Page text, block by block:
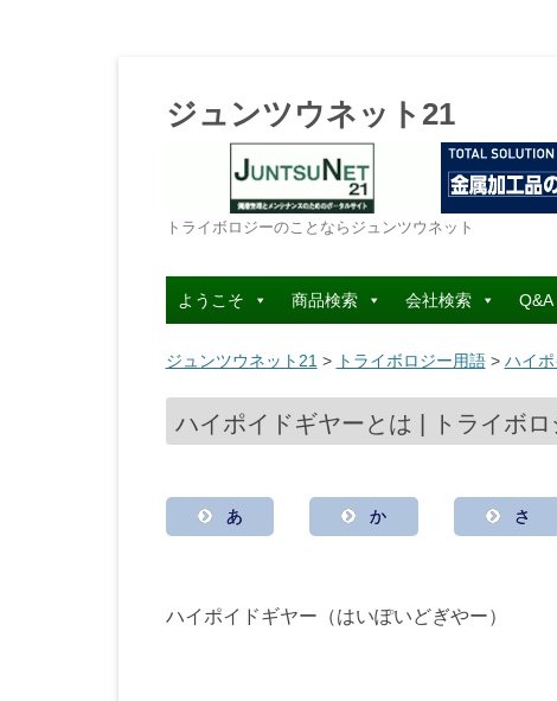
ジュンツウネット21
トライボロジーのことならジュンツウネット
ようこそ 商品検索 会社検索 Q&A
ジュンツウネット21 > トライボロジー用語> ハイ
ハイポイドギヤーとは | トライボ
あ か さ
ハイポイドギヤー（はいぽいどぎやー）